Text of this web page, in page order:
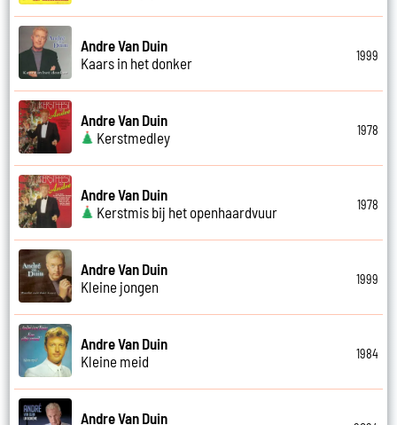
Andre Van Duin
Kaars in het donker
1999
Andre Van Duin
Kerstmedley
1978
Andre Van Duin
Kerstmis bij het openhaardvuur
1978
Andre Van Duin
Kleine jongen
1999
Andre Van Duin
Kleine meid
1984
Andre Van Duin